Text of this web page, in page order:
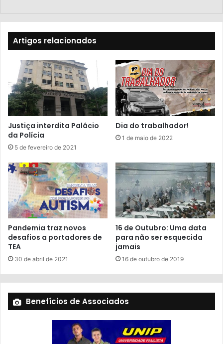
Artigos relacionados
Justiça interdita Palácio
da Polícia
5 de fevereiro de 2021
Dia do trabalhador!
1 de maio de 2022
Pandemia traz novos
desafios a portadores de
TEA
30 de abril de 2021
16 de Outubro: Uma data
para não ser esquecida
jamais
16 de outubro de 2019
Benefícios de Associados